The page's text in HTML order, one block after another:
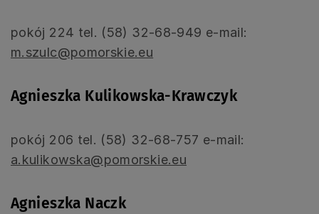
pokój 224 tel. (58) 32-68-949 e-mail:
m.szulc@pomorskie.eu
Agnieszka Kulikowska-Krawczyk
pokój 206 tel. (58) 32-68-757 e-mail:
a.kulikowska@pomorskie.eu
Agnieszka Naczk